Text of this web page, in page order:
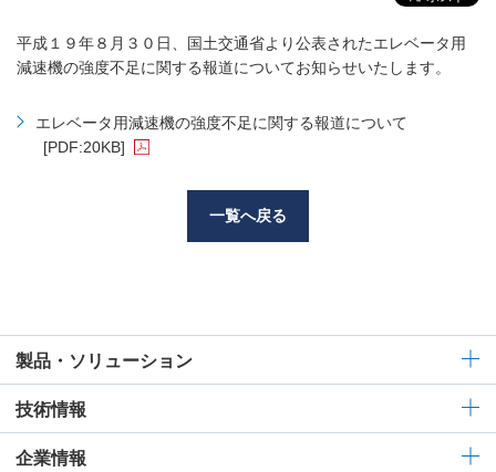
平成１９年８月３０日、国土交通省より公表されたエレベータ用
減速機の強度不足に関する報道についてお知らせいたします。
エレベータ用減速機の強度不足に関する報道について
[PDF:20KB]
一覧へ戻る
製品・ソリューション
技術情報
企業情報